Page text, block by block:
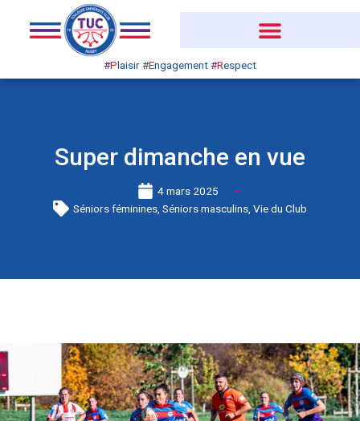
#Plaisir#Engagement#Respect
Super dimanche en vue
4 mars 2025
Séniors féminines Séniors masculins Vie du Club